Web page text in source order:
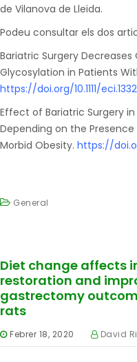
de Vilanova de Lleida.
Podeu consultar els dos
Bariatric Surgery
Glycosylation in Patients
https://doi.org/10.1111/
Effect of Bariatric Surgery
Depending on the
Morbid Obesity. https://
General
Diet change affects
restoration and
gastrectomy
rats
Febrer 18, 2020 David